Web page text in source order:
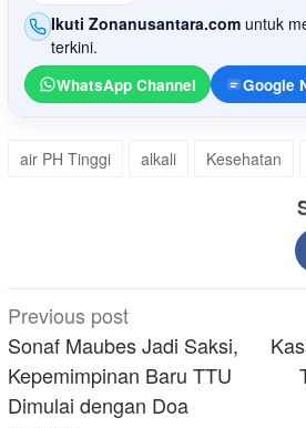
Ikuti Zonanusantara.com untuk
terkini.
WhatsApp Channel Google
air PH Tinggi alkali Kesehatan
Post
navigation
Previous post
Sonaf Maubes Jadi Saksi,
Kepemimpinan Baru TTU
Dimulai dengan Doa